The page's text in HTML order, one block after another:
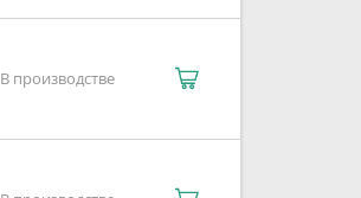
В производстве